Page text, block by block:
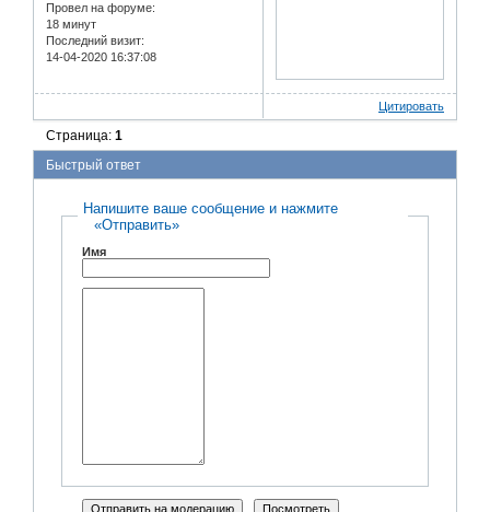
Провел на форуме:
18 минут
Последний визит:
14-04-2020 16:37:08
Цитировать
Страница:1
Быстрый ответ
Напишите ваше сообщение и нажмите
«Отправить»
Имя